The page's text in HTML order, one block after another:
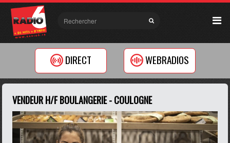
DIRECT WEBRADIOS
VENDEUR H/F BOULANGERIE - COULOGNE